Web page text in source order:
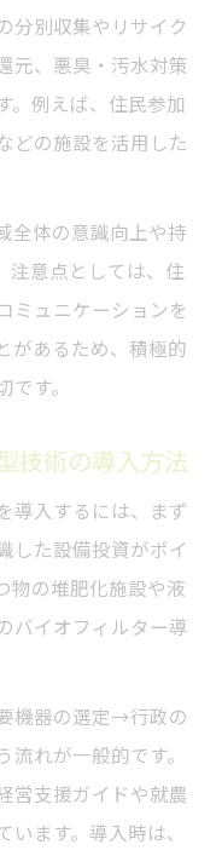
分別収集やリサイク
元、悪臭・汚水対策
。例えば、住民参加
どの施設を活用した
全体の意識向上や持
注意点としては、住
ミュニケーションを
があるため、積極的
す。
技術の導入方法
導入するには、まず
した設備投資がポイ
物の堆肥化施設や液
バイオフィルター導
機器の選定→行政の
れが一般的です。
営支援ガイドや就農
ます。導入時は、